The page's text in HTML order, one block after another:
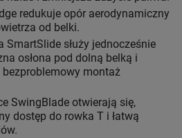
redukuje opór aerodynamiczny
od belki.
SmartSlide służy jednocześnie
osłona pod dolną belką i
montaż
SwingBlade otwierają się,
dostęp do rowka T i łatwą